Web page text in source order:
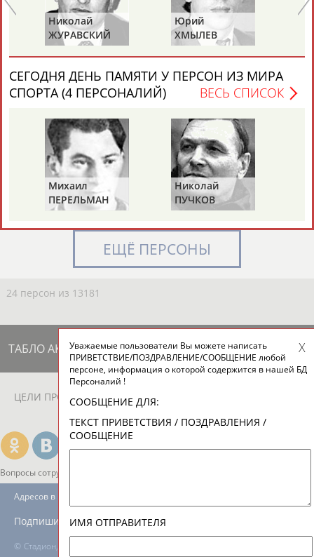
Каримжан
АБДРАХМАНОВ
Аделя
АБДРАХМАНОВА
Андрей
АБДУВАЛИЕВ
Герман
АБДУЛАЕВ
АБДУЛАЕВ
АБДУЛАЕВ
АБДУЛАЗИЗОВАБДУЛБЕКОВ
Камалудин
АБДУЛДАУДОВ
Абдула
АБДУЛЖАЛИЛОВ
Магомед
АБДУЛКАГИРОВ
Назир
АБДУЛЛАЕВ
24 персон из 13181
ЕЩЁ ПЕРСОНЫ
ТАБЛО АКТИВНОСТИ
ЦЕЛИ ПРОЕКТА КОНТАКТЫ
Вопросы сотрудничества и совместной деятельности
© Стадион, 1998-2026
Адресов в новостной рассылке: 996
Подпишись
Николай
ЖУРАВСКИЙ
Юрий
ХМЫЛЕВ
СЕГОДНЯ ДЕНЬ ПАМЯТИ У ПЕРСОН ИЗ МИРА
СПОРТА (4 ПЕРСОНАЛИЙ)
ВЕСЬ СПИСОК
Михаил
ПЕРЕЛЬМАН
(ПЕРЛЬМАН)
Николай
ПУЧКОВ
Уважаемые пользователи Вы можете написать
ПРИВЕТСТВИЕ/ПОЗДРАВЛЕНИЕ/СООБЩЕНИЕ любой
персоне, информация о которой содержится в нашей БД
Персоналий !
СООБЩЕНИЕ ДЛЯ:
ТЕКСТ ПРИВЕТСТВИЯ / ПОЗДРАВЛЕНИЯ /
СООБЩЕНИЕ
ИМЯ ОТПРАВИТЕЛЯ